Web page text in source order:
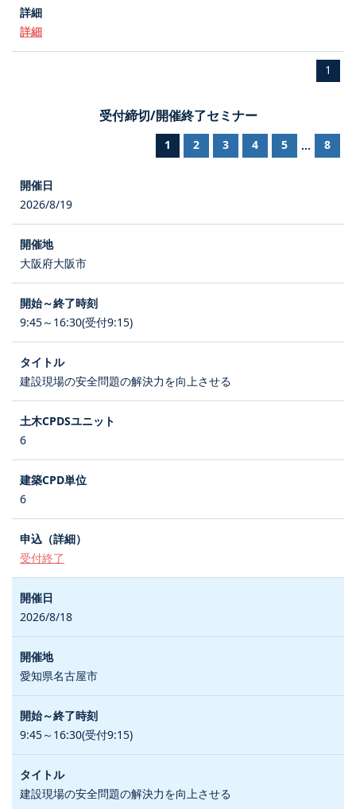
詳細
1
受付締切/開催終了セミナー
1 2 3 4 5 ... 8
2026/8/19
大阪府大阪市
9:45～16:30(受付9:15)
建設現場の安全問題の解決力を向上させる
6
6
受付終了
2026/8/18
愛知県名古屋市
9:45～16:30(受付9:15)
建設現場の安全問題の解決力を向上させる